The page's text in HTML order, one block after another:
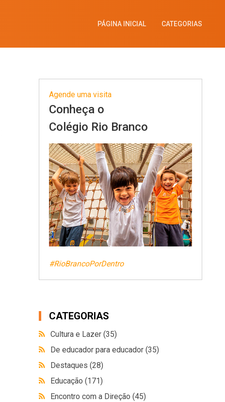
PÁGINA INICIAL CATEGORIAS
Agende uma visita
Conheça o
Colégio Rio Branco
#RioBrancoPorDentro
CATEGORIAS
Cultura e Lazer(35)
De educador para educador(35)
Destaques(28)
Educação(171)
Encontro com a Direção(45)